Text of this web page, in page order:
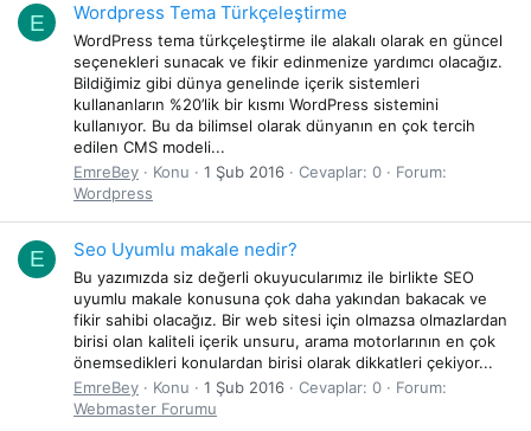
E Wordpress Tema Türkçeleştirme
WordPress tema türkçeleştirme ile alakalı olarak en güncel
seçenekleri sunacak ve fikir edinmenize yardımcı olacağız.
Bildiğimiz gibi dünya genelinde içerik sistemleri
kullananların %20’lik bir kısmı WordPress sistemini
kullanıyor. Bu da bilimsel olarak dünyanın en çok tercih
edilen CMS modeli...
EmreBey
Konu 1 Şub 2016 Cevaplar: 0
Forum:
Wordpress
E Seo Uyumlu makale nedir?
Bu yazımızda siz değerli okuyucularımız ile birlikte SEO
uyumlu makale konusuna çok daha yakından bakacak ve
fikir sahibi olacağız. Bir web sitesi için olmazsa olmazlardan
birisi olan kaliteli içerik unsuru, arama motorlarının en çok
önemsedikleri konulardan birisi olarak dikkatleri çekiyor...
EmreBey
Konu 1 Şub 2016 Cevaplar: 0
Forum:
Webmaster Forumu